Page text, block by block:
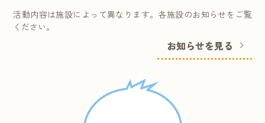
活動内容は施設によって異なります。各施設のお知らせをご覧
ください。
お知らせを見る